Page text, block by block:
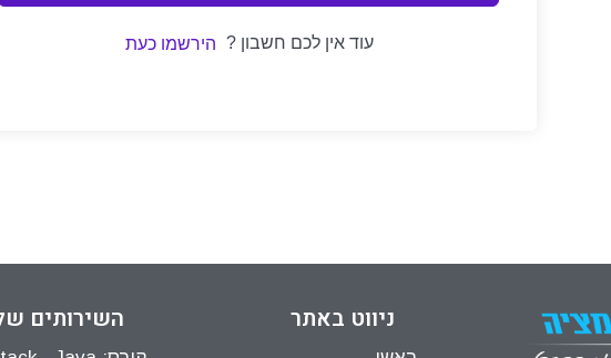
עוד אין לכם חשבון ? הירשמו כעת
ניווט באתר השירותים